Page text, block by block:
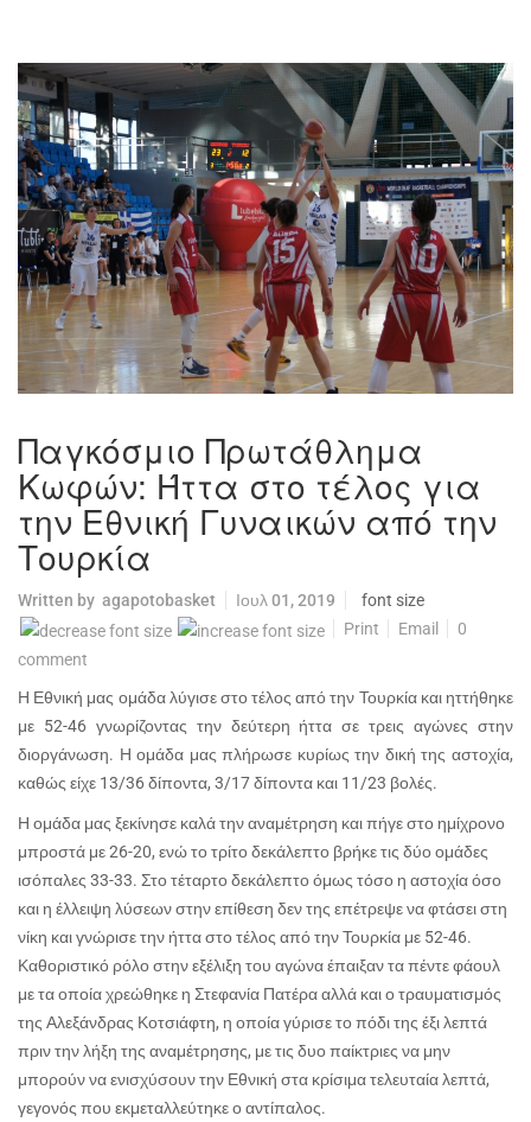
Παγκόσμιο Πρωτάθλημα
Κωφών: Ήττα στο τέλος για
την Εθνική Γυναικών από την
Τουρκία
Written by agapotobasket Ιουλ 01, 2019
font size
Print
Email
0
comment
Η Εθνική μας ομάδα λύγισε στο τέλος από την Τουρκία και ηττήθηκε
με 52-46 γνωρίζοντας την δεύτερη ήττα σε τρεις αγώνες στην
διοργάνωση. Η ομάδα μας πλήρωσε κυρίως την δική της αστοχία,
καθώς είχε 13/36 δίποντα, 3/17 δίποντα και 11/23 βολές.
Η ομάδα μας ξεκίνησε καλά την αναμέτρηση και πήγε στο ημίχρονο
μπροστά με 26-20, ενώ το τρίτο δεκάλεπτο βρήκε τις δύο ομάδες
ισόπαλες 33-33. Στο τέταρτο δεκάλεπτο όμως τόσο η αστοχία όσο
και η έλλειψη λύσεων στην επίθεση δεν της επέτρεψε να φτάσει στη
νίκη και γνώρισε την ήττα στο τέλος από την Τουρκία με 52-46.
Καθοριστικό ρόλο στην εξέλιξη του αγώνα έπαιξαν τα πέντε φάουλ
με τα οποία χρεώθηκε η Στεφανία Πατέρα αλλά και ο τραυματισμός
της Αλεξάνδρας Κοτσιάφτη, η οποία γύρισε το πόδι της έξι λεπτά
πριν την λήξη της αναμέτρησης, με τις δυο παίκτριες να μην
μπορούν να ενισχύσουν την Εθνική στα κρίσιμα τελευταία λεπτά,
γεγονός που εκμεταλλεύτηκε ο αντίπαλος.